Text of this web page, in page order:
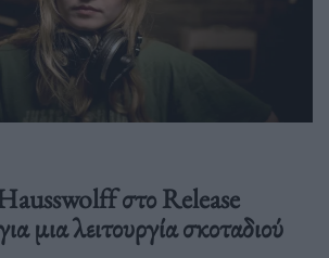
στο Release
μια λειτουργία σκοταδιού